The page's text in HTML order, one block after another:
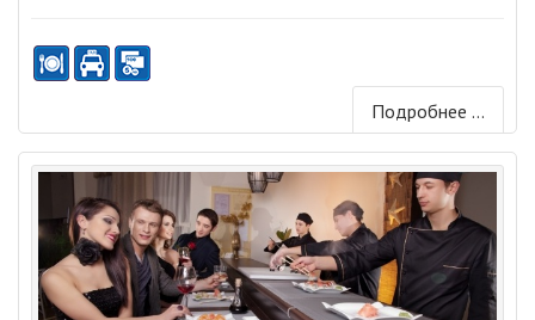
Подробнее ...